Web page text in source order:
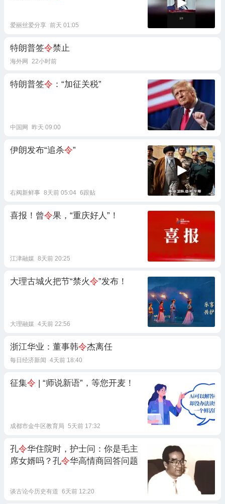
爱丽丝爱分享 前天 01:05
特朗普签令禁止
海外网 22小时前
特朗普签令 ：“加征关税”
中国网 昨天 09:00
伊朗发布“追杀令”
右阀新鲜事 8天前 05:04 6跟贴
喜报！曾令果，“重庆好人”！
江津融媒 8天前 20:25
大理古城火把节“禁火令”发布！
大理融媒 4天前 22:56
浙江华业：董事韩令杰离任
每日经济新闻 4天前 18:40
征集令 | “师说新语”，等您开麦！
成都市金牛区教育局 5天前 17:32
孔令华住院时，护士问：你是毛主
席女婿吗？孔令华高情商回答问题
谈古论今历史有道 6天前 12:20